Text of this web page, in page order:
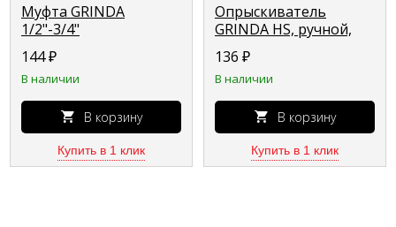
Муфта GRINDA
1/2"-3/4"
универсальная 8-
426242_z01
144₽
В наличии
В корзину
Купить в 1 клик
Опрыскиватель
GRINDA HS, ручной,
колба из полиэтилена,
0.5 л 8-425050_z02
136 ₽
В наличии
В корзину
Купить в 1 клик